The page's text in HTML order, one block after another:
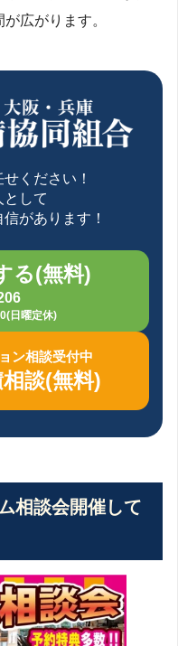
広がります。
ください！
として
があります！
る(無料)
日曜定休)
ン相談受付中
談(無料)
相談会開催して